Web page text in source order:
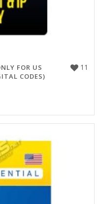
11
FOR US
CODES)